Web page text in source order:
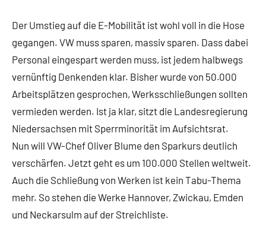
Der Umstieg auf die E-Mobilität ist wohl voll in die Hose
gegangen. VW muss sparen, massiv sparen. Dass dabei
Personal eingespart werden muss, ist jedem halbwegs
vernünftig Denkenden klar. Bisher wurde von 50.000
Arbeitsplätzen gesprochen, Werksschließungen sollten
vermieden werden. Ist ja klar, sitzt die Landesregierung
Niedersachsen mit Sperrminorität im Aufsichtsrat.
Nun will VW-Chef Oliver Blume den Sparkurs deutlich
verschärfen. Jetzt geht es um 100.000 Stellen weltweit.
Auch die Schließung von Werken ist kein Tabu-Thema
mehr. So stehen die Werke Hannover, Zwickau, Emden
und Neckarsulm auf der Streichliste.